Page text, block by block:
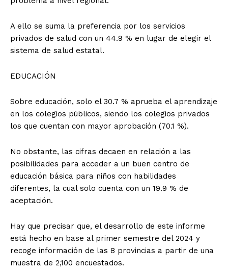
A ello se suma la preferencia por los servicios
privados de salud con un 44.9 % en lugar de elegir el
sistema de salud estatal.
EDUCACIÓN
Sobre educación, solo el 30.7 % aprueba el aprendizaje
en los colegios públicos, siendo los colegios privados
los que cuentan con mayor aprobación (70.1 %).
No obstante, las cifras decaen en relación a las
posibilidades para acceder a un buen centro de
educación básica para niños con habilidades
diferentes, la cual solo cuenta con un 19.9 % de
aceptación.
Hay que precisar que, el desarrollo de este informe
está hecho en base al primer semestre del 2024 y
recoge información de las 8 provincias a partir de una
muestra de 2,100 encuestados.